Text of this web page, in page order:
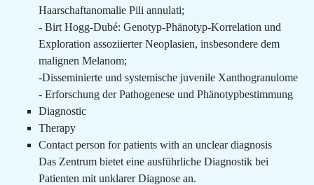
Haarschaftanomalie Pili annulati;
- Birt Hogg-Dubé: Genotyp-Phänotyp-Korrelation und
Exploration assoziierter Neoplasien, insbesondere dem
malignen Melanom;
-Disseminierte und systemische juvenile Xanthogranulome
- Erforschung der Pathogenese und Phänotypbestimmung
Diagnostic
Therapy
Contact person for patients with an unclear diagnosis
Das Zentrum bietet eine ausführliche Diagnostik bei
Patienten mit unklarer Diagnose an.